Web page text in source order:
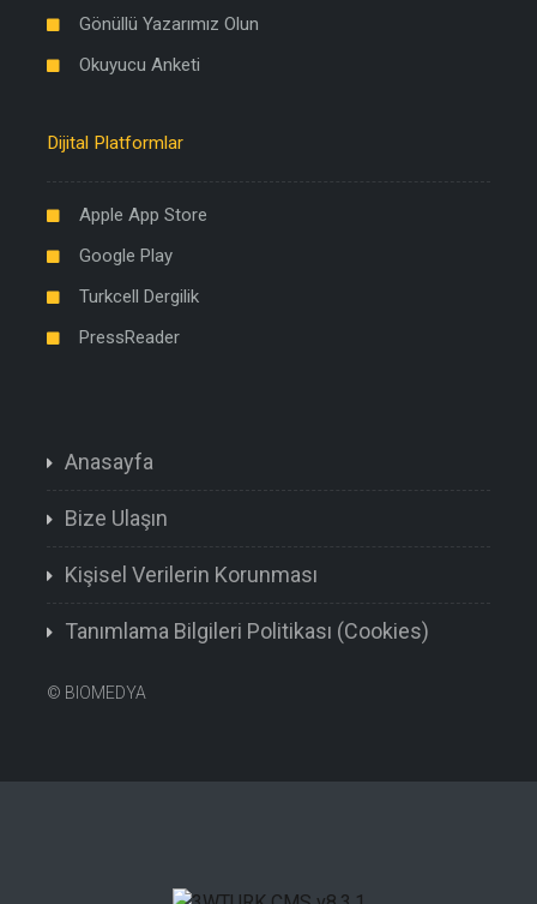
Gönüllü Yazarımız Olun
Okuyucu Anketi
Dijital Platformlar
Apple App Store
Google Play
Turkcell Dergilik
PressReader
Anasayfa
Bize Ulaşın
Kişisel Verilerin Korunması
Tanımlama Bilgileri Politikası (Cookies)
© BIOMEDYA